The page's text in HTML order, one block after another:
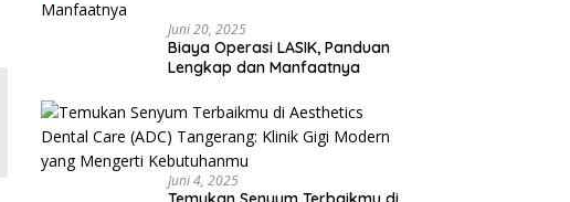
Juni 20, 2025
Biaya Operasi LASIK, Panduan
Lengkap dan Manfaatnya
Juni 4, 2025